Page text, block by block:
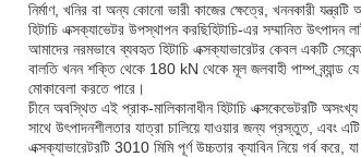
নির্মাণ, খনির বা অন্য কোনো ভারী কাজের ক্ষেত্রে, খননকারী
হিটাচি এক্সক্যাভেটর উপস্থাপন করছিহিটাচি-এর সম্মানিত উৎপাদন
আমাদের নরমভাবে ব্যবহৃত হিটাচি এক্সক্যাভারেটর কেবল একটি
বালতি খনন শক্তি থেকে 180 kN থেকে মূল জলবাহী পাম্প ব্র্যান্ড
মোকাবেলা করতে পারে।
চীনে অবস্থিত এই প্রাক-মালিকানাধীন হিটাচি এক্সকেভেটরটি
সাথে উৎপাদনশীলতার যাত্রা চালিয়ে যাওয়ার জন্য প্রস্তুত, এবং এটি
এক্সক্যাভারেটরটি 3010 মিমি পূর্ণ উচ্চতার ক্যাবিন নিয়ে গর্ব